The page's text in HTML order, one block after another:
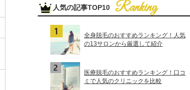
人気の記事TOP10
全身脱毛のおすすめランキング！人気
の13サロンから厳選して紹介
医療脱毛のおすすめランキング！口コ
ミで人気のクリニックを比較